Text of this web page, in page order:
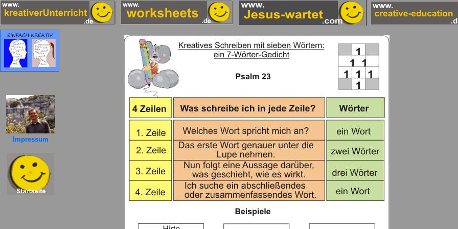
Impressum